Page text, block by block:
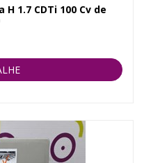
1.7 CDTi 100 Cv de